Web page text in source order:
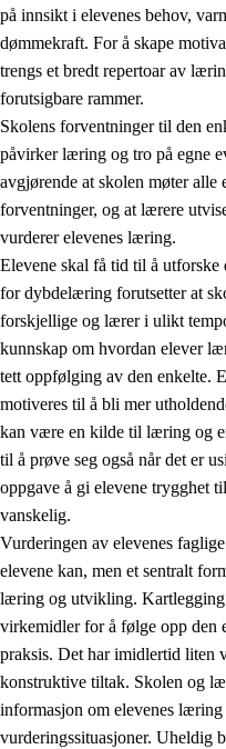
3. Prinsipper for
3.1 Et inkluderende
3.2 Undervisning og
3.3 Samarbeid mellom
3.4 Opplæring i
3.5
på innsikt i elevenes behov,
dømmekraft. For å skape
trengs et bredt repertoar av
forutsigbare rammer.
Skolens forventninger til den
påvirker læring og tro på egne
avgjørende at skolen møter alle
forventninger, og at lærere
vurderer elevenes læring.
Elevene skal få tid til å
for dybdelæring forutsetter at
forskjellige og lærer i ulikt
kunnskap om hvordan elever
tett oppfølging av den enkelte.
motiveres til å bli mer
kan være en kilde til læring og
til å prøve seg også når det er
oppgave å gi elevene trygghet
vanskelig.
Vurderingen av elevenes
elevene kan, men et sentralt
læring og utvikling. Kartlegging
virkemidler for å følge opp den
praksis. Det har imidlertid liten
konstruktive tiltak. Skolen og
informasjon om elevenes
vurderingssituasjoner. Uheldig